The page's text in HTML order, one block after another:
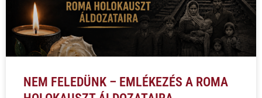
NEM FELEDÜNK – EMLÉKEZÉS A ROMA